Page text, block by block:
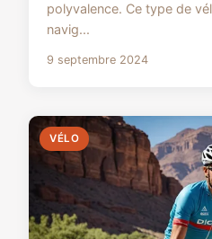
polyvalence. Ce type de
navig...
9 septembre 2024
VÉLO